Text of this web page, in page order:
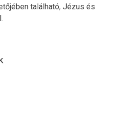
található, Jézus és